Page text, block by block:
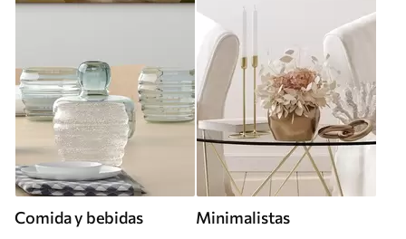
Comida y bebidas Minimalistas